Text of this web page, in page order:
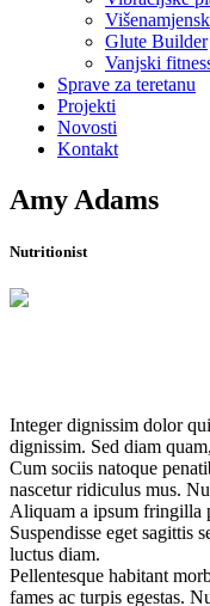
Glute Builder
Vanjski
Sprave za teretanu
Projekti
Novosti
Kontakt
Amy Adams
Nutritionist
Integer dignissim dolor
dignissim. Sed diam
Cum sociis natoque
nascetur ridiculus mus.
Aliquam a ipsum fringilla
Suspendisse eget sagittis
luctus diam.
Pellentesque habitant
fames ac turpis egestas.